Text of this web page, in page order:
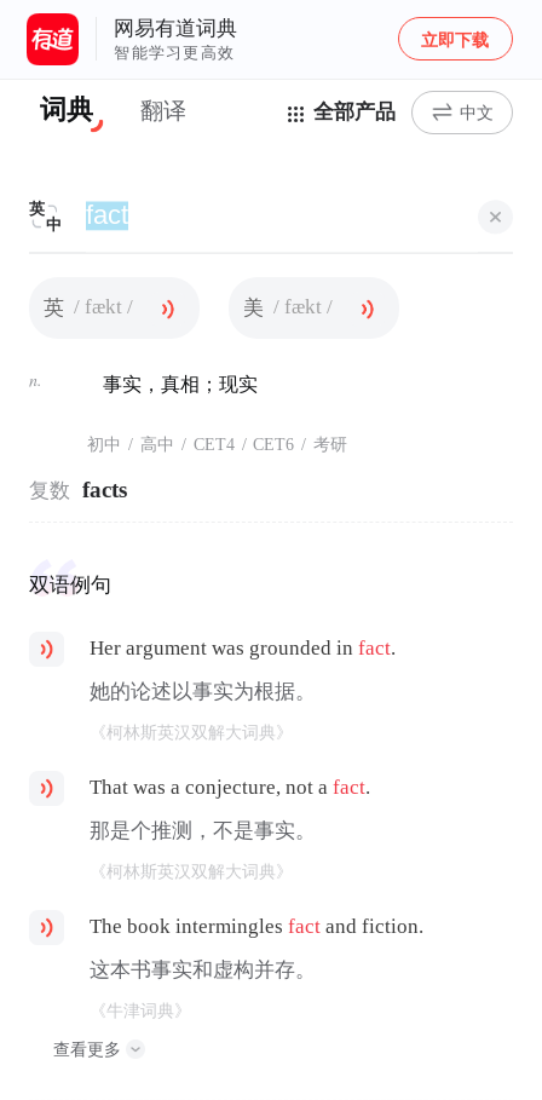
网易有道词典
智能学习更高效
立即下载
词典 翻译 全部产品 中文
英
中
英 / fækt / 美 / fækt /
n. 事实，真相；现实
初中 / 高中 / CET4 / CET6 / 考研
复数 facts
双语例句
Her argument was grounded infact.
她的论述以事实为根据。
《柯林斯英汉双解大词典》
That was a conjecture, not afact.
那是个推测，不是事实。
《柯林斯英汉双解大词典》
The book interminglesfact and fiction.
这本书事实和虚构并存。
《牛津词典》
查看更多